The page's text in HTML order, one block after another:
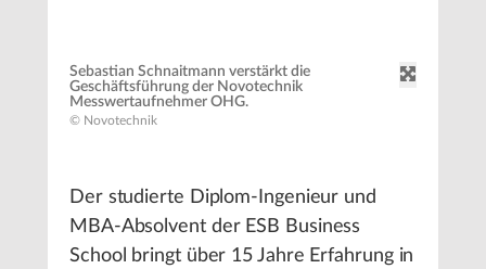
Sebastian Schnaitmann verstärkt die
Geschäftsführung der Novotechnik
Messwertaufnehmer OHG.
© Novotechnik
Der studierte Diplom-Ingenieur und
MBA-Absolvent der ESB Business
School bringt über 15 Jahre Erfahrung in